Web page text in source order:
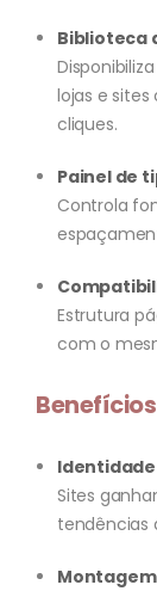
Biblioteca
lojas e
cliques.
Painel de
Controla
Estrutura
com o
Sites
tendências